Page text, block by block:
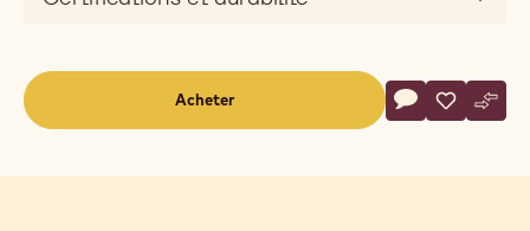
Acheter
Actions
Écrire un
- W2- W2- W2